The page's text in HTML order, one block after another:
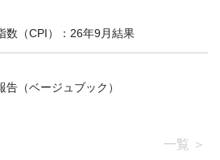
数（CPI）：26年9月結果
告（ベージュブック）
一覧